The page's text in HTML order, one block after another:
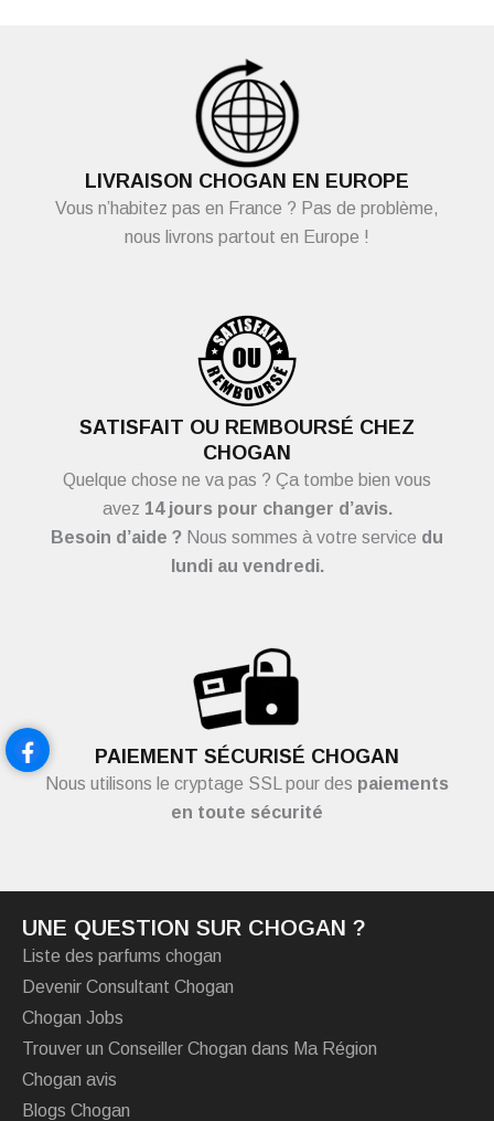
LIVRAISON CHOGAN EN EUROPE
Vous n’habitez pas en France ? Pas de problème,
nous livrons partout en Europe !
SATISFAIT OU REMBOURSÉ CHEZ
CHOGAN
Quelque chose ne va pas ? Ça tombe bien vous
avez 14 jours pour changer d’avis.
Besoin d’aide ? Nous sommes à votre service du
lundi au vendredi.
PAIEMENT SÉCURISÉ CHOGAN
Nous utilisons le cryptage SSL pour des paiements
en toute sécurité
UNE QUESTION SUR CHOGAN ?
Liste des parfums chogan
Devenir Consultant Chogan
Chogan Jobs
Trouver un Conseiller Chogan dans Ma Région
Chogan avis
Blogs Chogan